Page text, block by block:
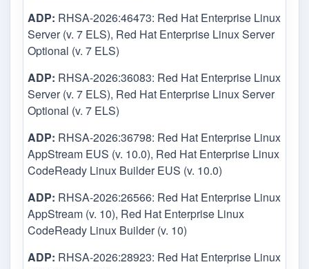
ADP: RHSA-2026:46473: Red Hat Enterprise Linux
Server (v. 7 ELS), Red Hat Enterprise Linux Server
Optional (v. 7 ELS)
ADP: RHSA-2026:36083: Red Hat Enterprise Linux
Server (v. 7 ELS), Red Hat Enterprise Linux Server
Optional (v. 7 ELS)
ADP: RHSA-2026:36798: Red Hat Enterprise Linux
AppStream EUS (v. 10.0), Red Hat Enterprise Linux
CodeReady Linux Builder EUS (v. 10.0)
ADP: RHSA-2026:26566: Red Hat Enterprise Linux
AppStream (v. 10), Red Hat Enterprise Linux
CodeReady Linux Builder (v. 10)
ADP: RHSA-2026:28923: Red Hat Enterprise Linux